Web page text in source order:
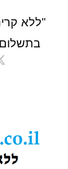
קרינה
0796644330 (א-ה 09:00-12:00)